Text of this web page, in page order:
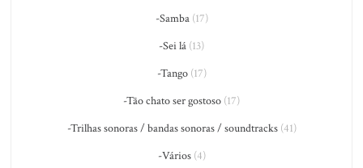
-Samba(17)
-Sei lá (13)
-Tango(17)
-Tão chato ser gostoso (17)
-Trilhas sonoras / bandas sonoras / soundtracks(41)
-Vários(4)